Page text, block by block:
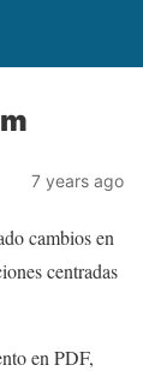
7 years ago
cambios en
centradas
en PDF,